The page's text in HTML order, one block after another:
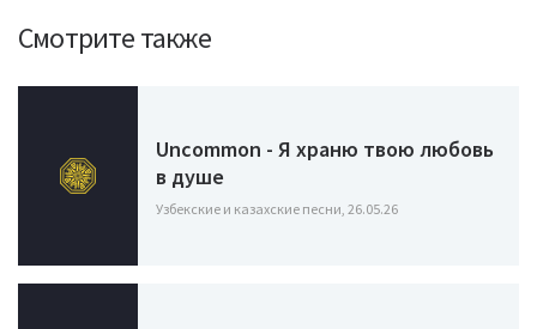
Смотрите также
Uncommon - Я храню твою любовь
в душе
Узбекские и казахские песни, 26.05.26